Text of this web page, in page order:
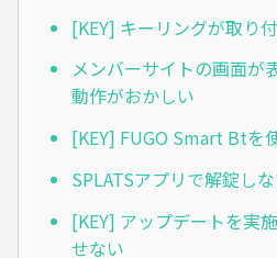
[KEY] キーリングが取り
メンバーサイトの画面が
動作がおかしい
[KEY] FUGO Smart Btを
SPLATSアプリで解錠し
[KEY] アップデートを実
せない